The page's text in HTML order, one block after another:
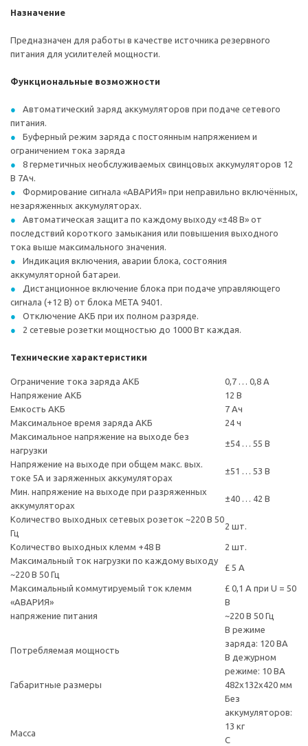
Назначение
Предназначен для работы в качестве источника резервного
питания для усилителей мощности.
Функциональные возможности
Автоматический заряд аккумуляторов при подаче сетевого
питания.
Буферный режим заряда с постоянным напряжением и
ограничением тока заряда
8 герметичных необслуживаемых свинцовых аккумуляторов 12
В 7Ач.
Формирование сигнала «АВАРИЯ» при неправильно включённых,
незаряженных аккумуляторах.
Автоматическая защита по каждому выходу «±48 В» от
последствий короткого замыкания или повышения выходного
тока выше максимального значения.
Индикация включения, аварии блока, состояния
аккумуляторной батареи.
Дистанционное включение блока при подаче управляющего
сигнала (+12 В) от блока МЕТА 9401.
Отключение АКБ при их полном разряде.
2 сетевые розетки мощностью до 1000 Вт каждая.
Технические характеристики
Ограничение тока заряда АКБ
0,7 … 0,8 А
Напряжение АКБ
12 В
Емкость АКБ
7 Ач
Максимальное время заряда АКБ
24 ч
Максимальное напряжение на выходе без
нагрузки
±54 … 55 В
Напряжение на выходе при общем макс. вых.
токе 5А и заряженных аккумуляторах
±51 … 53 В
Мин. напряжение на выходе при разряженных
аккумуляторах
±40 … 42 В
Количество выходных сетевых розеток ~220 В 50
Гц
2 шт.
Количество выходных клемм +48 В
2 шт.
Максимальный ток нагрузки по каждому выходу
~220 В 50 Гц
£ 5 А
Максимальный коммутируемый ток клемм
«АВАРИЯ»
£ 0,1 А при U = 50
В
напряжение питания
~220 В 50 Гц
Потребляемая мощность
В режиме
заряда: 120 ВА
В дежурном
режиме: 10 ВА
Габаритные размеры
482x132x420 мм
Масса
Без
аккумуляторов:
13 кг
С